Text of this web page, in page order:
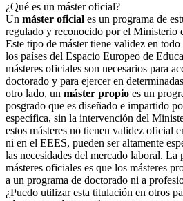
¿Qué es un máster oficial?
Un máster oficial es un programa de
regulado y reconocido por el Ministerio
Este tipo de máster tiene validez en
los países del Espacio Europeo de
másteres oficiales son necesarios para
doctorado y para ejercer en
otro lado, un máster propio es un
posgrado que es diseñado e impartido
específica, sin la intervención del
estos másteres no tienen validez oficial
ni en el EEES, pueden ser altamente
las necesidades del mercado laboral.
másteres oficiales es que los másteres
a un programa de doctorado ni a
¿Puedo utilizar esta titulación en otros